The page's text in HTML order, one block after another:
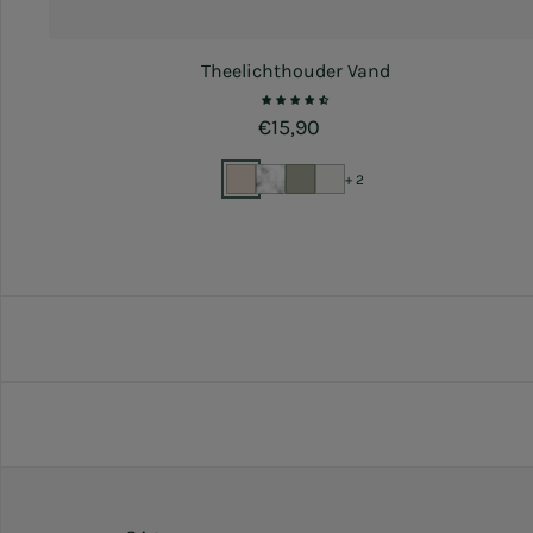
Theelichthouder Vand
Normale prijs
€15,90
+ 2